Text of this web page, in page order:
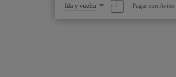
Seleccione
una
opción
Ida y vuelta Pagar con Avios